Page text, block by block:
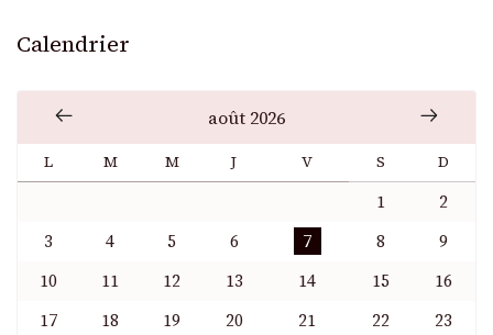
Calendrier
août 2026
L M M J V S D
1
2
3
4 5 6 7 8
9
10
11 12 13 14 15
16
17
18 19 20 21 22
23